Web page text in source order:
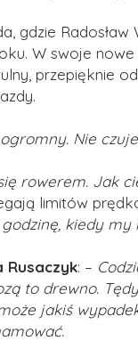
gdzie
W swoje nowe
przepięknie
Nie
rowerem. Jak
limitów
kiedy
Rusaczyk: –
to drewno.
jakiś